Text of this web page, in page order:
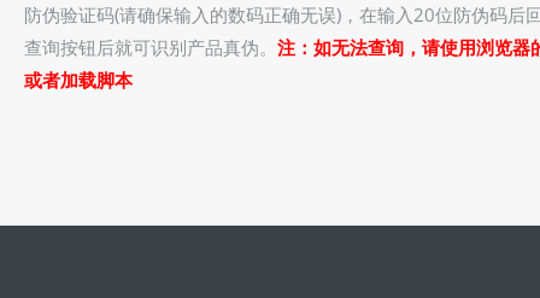
防伪验证码(请确保输入的数码正确无误)，在输入20位防伪码后
查询按钮后就可识别产品真伪。 注：如无法查询，请使用浏览器
或者加载脚本